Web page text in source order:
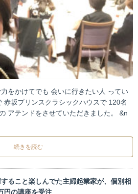
をかけてでも 会いに行きたい人 ってい
坂プリンスクラシックハウスで 120名
アテンドをさせていただきました。 &n
続きを読む
ること楽しんでた主婦起業家が、個別相
円の講座を受注